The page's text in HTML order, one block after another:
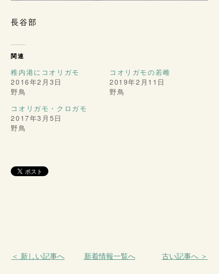
長谷部
関連
稚内港にコオリガモ
2016年2月3日
野鳥
コオリガモの若雌
2019年2月11日
野鳥
コオリガモ・クロガモ
2017年3月5日
野鳥
＜ 新しい記事へ 新着情報一覧へ 古い記事へ ＞